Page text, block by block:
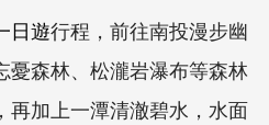
日遊行程，前往南投漫步幽
憂森林、松瀧岩瀑布等森林
再加上一潭清澈碧水，水面